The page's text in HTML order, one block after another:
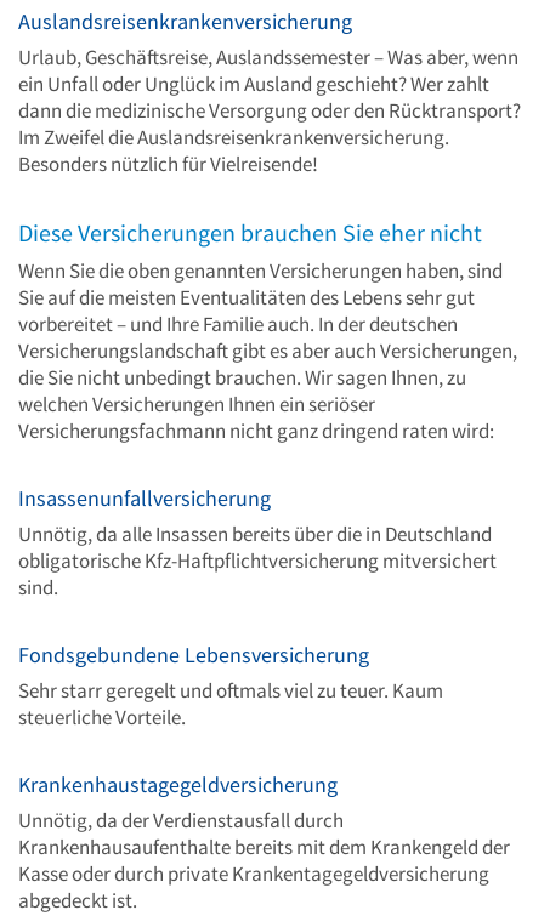
Auslandsreisenkrankenversicherung
Urlaub, Geschäftsreise, Auslandssemester – Was aber, wenn
ein Unfall oder Unglück im Ausland geschieht? Wer zahlt
dann die medizinische Versorgung oder den Rücktransport?
Im Zweifel die Auslandsreisenkrankenversicherung.
Besonders nützlich für Vielreisende!
Diese Versicherungen brauchen Sie eher nicht
Wenn Sie die oben genannten Versicherungen haben, sind
Sie auf die meisten Eventualitäten des Lebens sehr gut
vorbereitet – und Ihre Familie auch. In der deutschen
Versicherungslandschaft gibt es aber auch Versicherungen,
die Sie nicht unbedingt brauchen. Wir sagen Ihnen, zu
welchen Versicherungen Ihnen ein seriöser
Versicherungsfachmann nicht ganz dringend raten wird:
Insassenunfallversicherung
Unnötig, da alle Insassen bereits über die in Deutschland
obligatorische Kfz-Haftpflichtversicherung mitversichert
sind.
Fondsgebundene Lebensversicherung
Sehr starr geregelt und oftmals viel zu teuer. Kaum
steuerliche Vorteile.
Krankenhaustagegeldversicherung
Unnötig, da der Verdienstausfall durch
Krankenhausaufenthalte bereits mit dem Krankengeld der
Kasse oder durch private Krankentagegeldversicherung
abgedeckt ist.